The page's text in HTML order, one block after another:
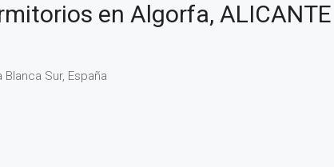
en Algorfa, ALICANTE
Sur, España